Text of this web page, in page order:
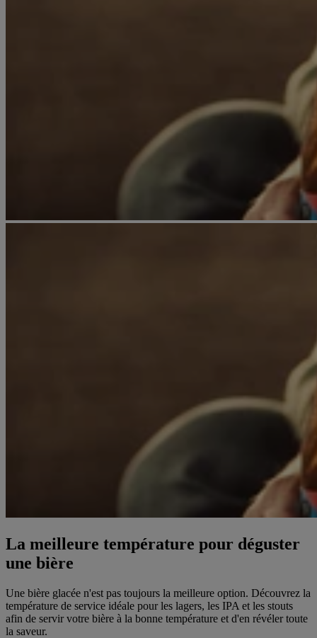
La meilleure température pour déguster
une bière
Une bière glacée n'est pas toujours la meilleure option. Découvrez la
température de service idéale pour les lagers, les IPA et les stouts
afin de servir votre bière à la bonne température et d'en révéler toute
la saveur.